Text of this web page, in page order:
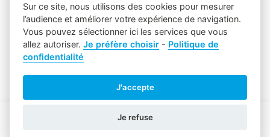
Sur ce site, nous utilisons des cookies pour mesurer
l’audience et améliorer votre expérience de navigation.
Vous pouvez sélectionner ici les services que vous
allez autoriser.Je préfère choisir - Politique de
confidentialité
J'accepte
Je refuse